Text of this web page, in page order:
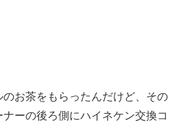
のお茶をもらったんだけど、その
ーの後ろ側にハイネケン交換コ